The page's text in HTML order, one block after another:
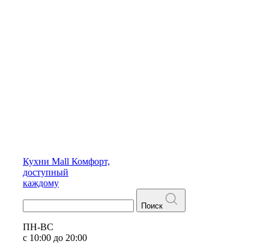
Кухни Mall Комфорт,
доступный
каждому
Поиск
ПН-ВС
с 10:00 до 20:00